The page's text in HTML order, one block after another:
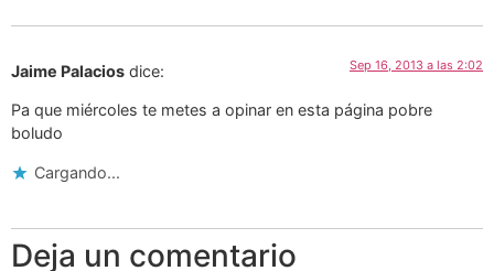
Jaime Palacios dice: Sep 16, 2013 a las 2:02
Pa que miércoles te metes a opinar en esta página pobre
boludo
Cargando...
Deja un comentario